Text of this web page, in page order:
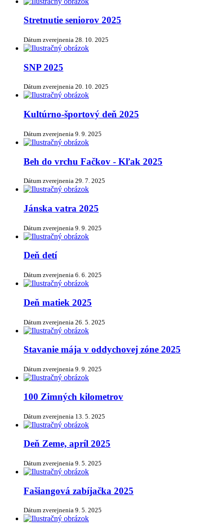
Stretnutie seniorov 2025
Dátum zverejnenia 28. 10. 2025
SNP 2025
Dátum zverejnenia 20. 10. 2025
Kultúrno-športový deň 2025
Dátum zverejnenia 9. 9. 2025
Beh do vrchu Fačkov - Kľak 2025
Dátum zverejnenia 29. 7. 2025
Jánska vatra 2025
Dátum zverejnenia 9. 9. 2025
Deň detí
Dátum zverejnenia 6. 6. 2025
Deň matiek 2025
Dátum zverejnenia 26. 5. 2025
Stavanie mája v oddychovej zóne 2025
Dátum zverejnenia 9. 9. 2025
100 Zimných kilometrov
Dátum zverejnenia 13. 5. 2025
Deň Zeme, apríl 2025
Dátum zverejnenia 9. 5. 2025
Fašiangová zabíjačka 2025
Dátum zverejnenia 9. 5. 2025